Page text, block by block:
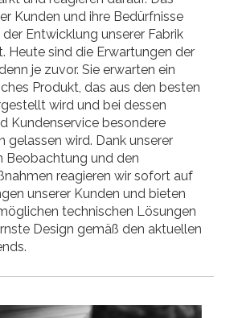
Kunden und ihre Bedürfnisse
Entwicklung unserer Fabrik
Heute sind die Erwartungen der
je zuvor. Sie erwarten ein
Produkt, das aus den besten
wird und bei dessen
Kundenservice besondere
gelassen wird. Dank unserer
Beobachtung und den
reagieren wir sofort auf
unserer Kunden und bieten
technischen Lösungen
Design gemäß den aktuellen